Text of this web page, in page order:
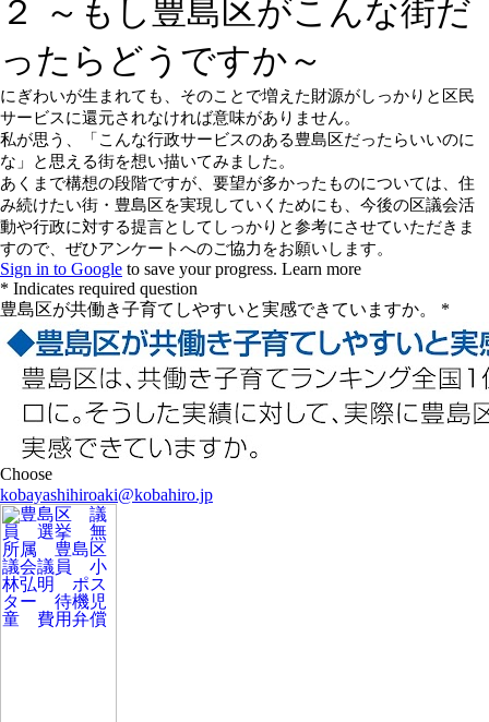
kobayashihiroaki@kobahiro.jp